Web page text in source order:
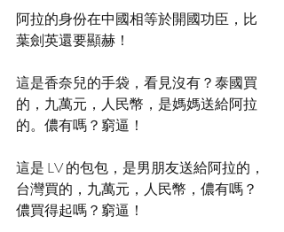
阿拉的身份在中國相等於開國功臣，比
葉劍英還要顯赫！
這是香奈兒的手袋，看見沒有？泰國買
的，九萬元，人民幣，是媽媽送給阿拉
的。儂有嗎？窮逼！
這是 LV 的包包，是男朋友送給阿拉的，
台灣買的，九萬元，人民幣，儂有嗎？
儂買得起嗎？窮逼！